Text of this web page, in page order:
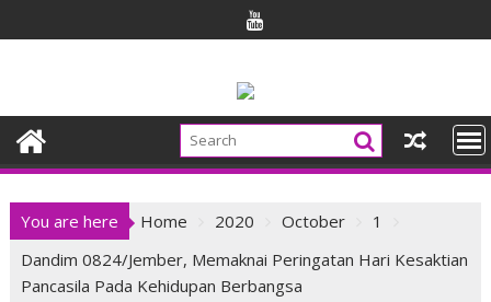
to
You are here Home 2020 October
1
Dandim 0824/Jember, Memaknai Peringatan Hari Kesaktian
Pancasila Pada Kehidupan Berbangsa